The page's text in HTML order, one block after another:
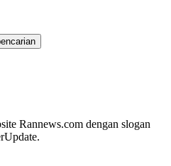
Rannews.com dengan slogan